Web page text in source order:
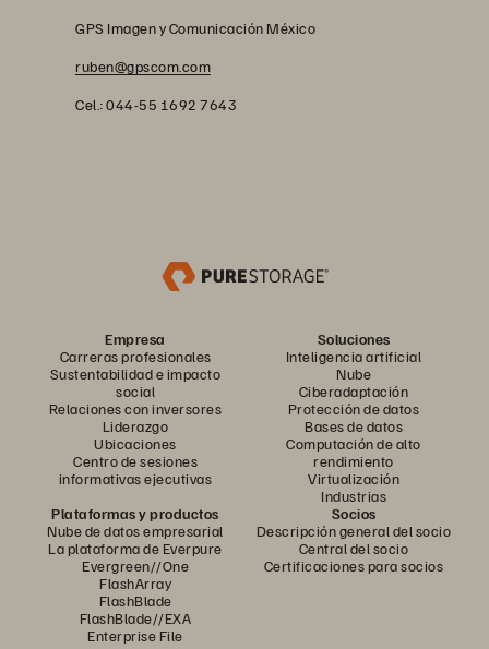
GPS Imagen y Comunicación México
ruben@gpscom.com
Cel.: 044-55 1692 7643
Empresa
Carreras profesionales
Sustentabilidad e impacto
social
Relaciones con inversores
Liderazgo
Ubicaciones
Centro de sesiones
informativas ejecutivas
Soluciones
Inteligencia artificial
Nube
Ciberadaptación
Protección de datos
Bases de datos
Computación de alto
rendimiento
Virtualización
Industrias
Plataformas y productos
Nube de datos empresarial
La plataforma de Everpure
Evergreen//One
FlashArray
FlashBlade
FlashBlade//EXA
Enterprise File
Socios
Descripción general del socio
Central del socio
Certificaciones para socios